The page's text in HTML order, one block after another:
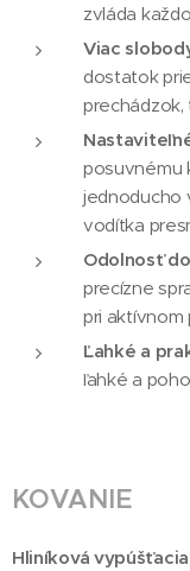
zvláda
Viac
dostatok
prechádzok,
posuvnému
jednoducho
vodítka
Odolnosť
precízne
pri aktívnom
Ľahké a
ľahké a
KOVANIE
Hliníková